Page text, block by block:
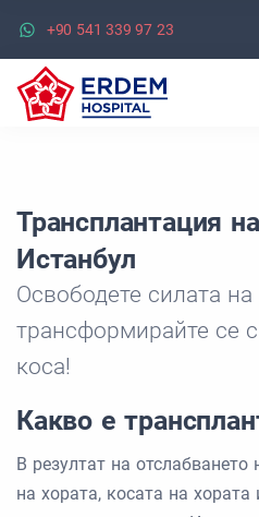
+90 541 339 97 23
Трансплантация
Истанбул
Освободете силата
трансформирайте се
коса!
Какво е
В резултат на
на хората, косата на